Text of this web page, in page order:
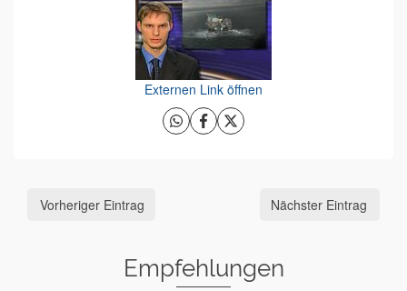
Externen Link öffnen
Vorheriger Eintrag Nächster Eintrag
Empfehlungen